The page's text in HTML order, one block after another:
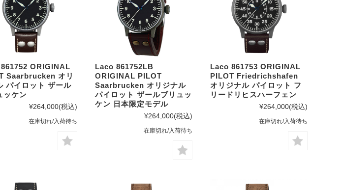
ORIGINAL
Saarbrucken オリ
パイロット ザール
ッケン
¥264,000(税込)
在庫切れ/入荷待ち
Laco 861752LB
ORIGINAL PILOT
Saarbrucken オリジナル
パイロット ザールブリュッ
ケン 日本限定モデル
¥264,000(税込)
在庫切れ/入荷待ち
Laco 861753 ORIGINAL
PILOT Friedrichshafen
オリジナル パイロット フ
リードリヒスハーフェン
¥264,000(税込)
在庫切れ/入荷待ち